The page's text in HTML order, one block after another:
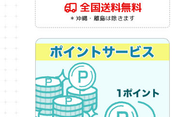
全国送料無料
＊沖縄・離島は除きます